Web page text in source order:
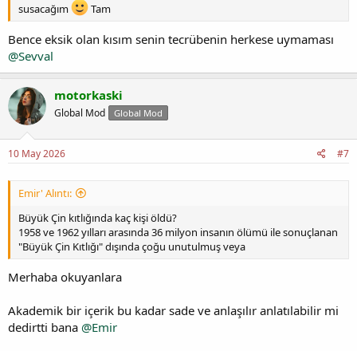
susacağım
Tam
Bence eksik olan kısım senin tecrübenin herkese uymaması
@Sevval
motorkaski
Global Mod Global Mod
10 May 2026 #7
Emir' Alıntı:
Büyük Çin kıtlığında kaç kişi öldü?
1958 ve 1962 yılları arasında 36 milyon insanın ölümü ile sonuçlanan
"Büyük Çin Kıtlığı" dışında çoğu unutulmuş veya
Merhaba okuyanlara
Akademik bir içerik bu kadar sade ve anlaşılır anlatılabilir mi
dedirtti bana @Emir